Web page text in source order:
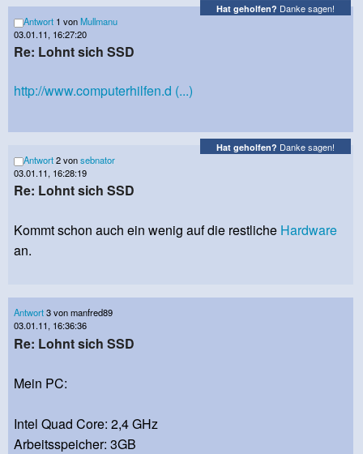
Hat geholfen? Danke sagen!
Antwort 1 vonMullmanu
03.01.11, 16:27:20
Re: Lohnt sich SSD
http://www.computerhilfen.d (...)
Hat geholfen? Danke sagen!
Antwort2 vonsebnator
03.01.11, 16:28:19
Re: Lohnt sich SSD
Kommt schon auch ein wenig auf die restliche Hardware
an.
Antwort3 von manfred89
03.01.11, 16:36:36
Re: Lohnt sich SSD
Mein PC:
Intel Quad Core: 2,4 GHz
Arbeitsspeicher: 3GB